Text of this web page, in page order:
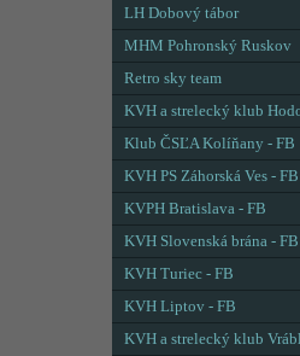
LH Dobový tábor
MHM Pohronský Ruskov
Retro sky team
KVH a strelecký klub
Klub ČSĽA Kolíňany - FB
KVH PS Záhorská Ves - FB
KVPH Bratislava - FB
KVH Slovenská brána - FB
KVH Turiec - FB
KVH Liptov - FB
KVH a strelecký klub